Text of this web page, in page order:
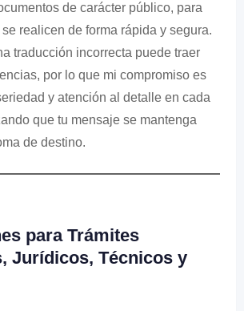
de carácter público, para
realicen de forma rápida y segura.
traducción incorrecta puede traer
por lo que mi compromiso es
y atención al detalle en cada
que tu mensaje se mantenga
de destino.
para Trámites
Jurídicos, Técnicos y